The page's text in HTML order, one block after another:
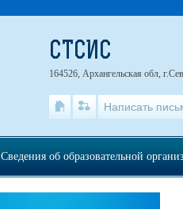
СТСИС
164526, Архангельская обл,
Написать
Сведения об образовательной